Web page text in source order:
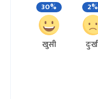
30%
खुसी
2%